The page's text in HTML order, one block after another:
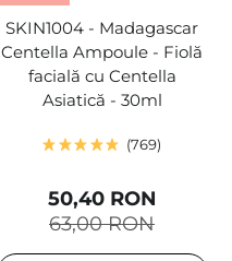
SKIN1004 - Madagascar
Centella Ampoule - Fiolă
facială cu Centella
Asiatică - 30ml
769
63,00 RON
50,40 RON